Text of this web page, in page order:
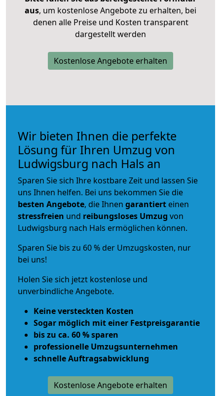
aus, um kostenlose Angebote zu erhalten, bei
denen alle Preise und Kosten transparent
dargestellt werden
Kostenlose Angebote erhalten
Wir bieten Ihnen die perfekte
Lösung für Ihren Umzug von
Ludwigsburg nach Hals an
Sparen Sie sich Ihre kostbare Zeit und lassen Sie
uns Ihnen helfen. Bei uns bekommen Sie die
besten Angebote, die Ihnen garantiert einen
stressfreien und reibungsloses Umzug von
Ludwigsburg nach Hals ermöglichen können.
Sparen Sie bis zu 60 % der Umzugskosten, nur
bei uns!
Holen Sie sich jetzt kostenlose und
unverbindliche Angebote.
Keine versteckten Kosten
Sogar möglich mit einer Festpreisgarantie
bis zu ca. 60 % sparen
professionelle Umzugsunternehmen
schnelle Auftragsabwicklung
Kostenlose Angebote erhalten